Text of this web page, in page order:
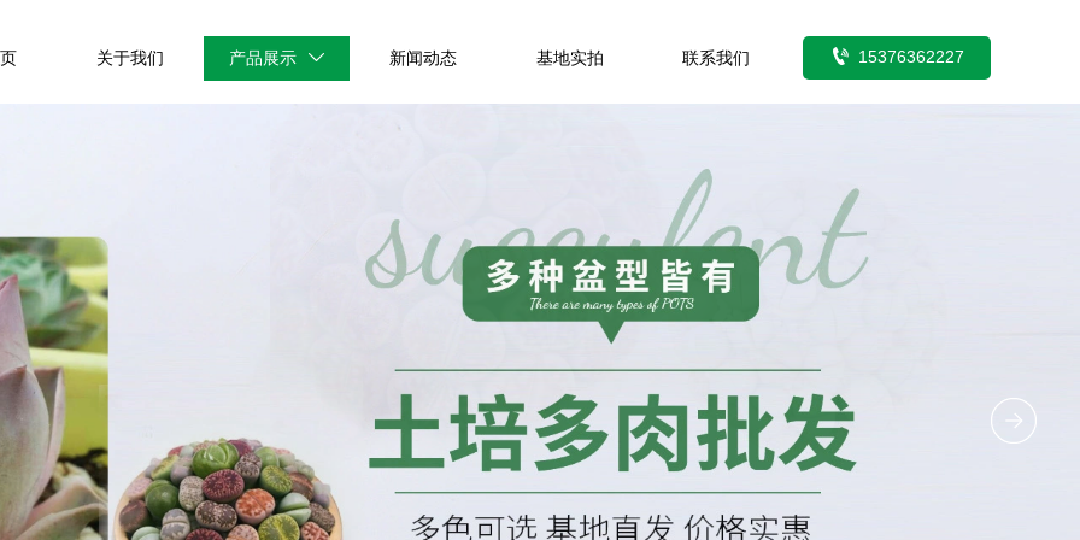
关于我们 产品展示  新闻动态 基地实拍 联系我们  15376362227